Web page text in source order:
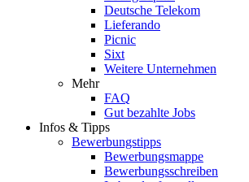
Deutsche Telekom
Lieferando
Picnic
Sixt
Weitere Unternehmen
Mehr
FAQ
Gut bezahlte Jobs
Infos & Tipps
Bewerbungstipps
Bewerbungsmappe
Bewerbungsschreiben